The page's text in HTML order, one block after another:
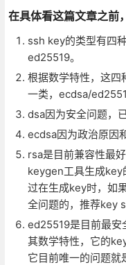
在具体看这篇文章之前
ssh key的类型有四
ed25519。
根据数学特性，这
一类，ecdsa/
dsa因为安全问题，
ecdsa因为政治原因
rsa是目前兼容性最
keygen工具生成key
过在生成key时，如
全问题的，推荐key
ed25519是目前最安
其数学特性，它的
它目前唯一的问题